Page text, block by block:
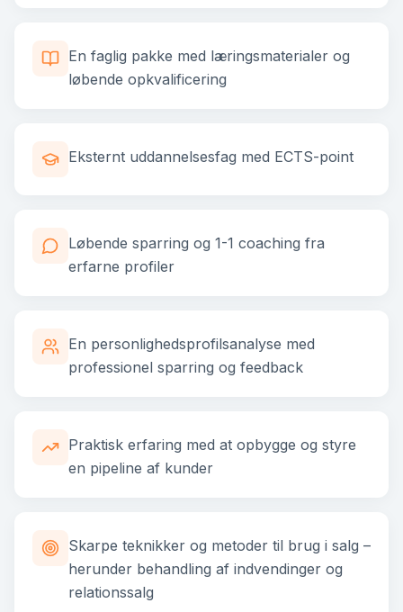
En faglig pakke med læringsmaterialer og
løbende opkvalificering
Eksternt uddannelsesfag med ECTS-point
Løbende sparring og 1-1 coaching fra
erfarne profiler
En personlighedsprofilsanalyse med
professionel sparring og feedback
Praktisk erfaring med at opbygge og styre
en pipeline af kunder
Skarpe teknikker og metoder til brug i salg –
herunder behandling af indvendinger og
relationssalg